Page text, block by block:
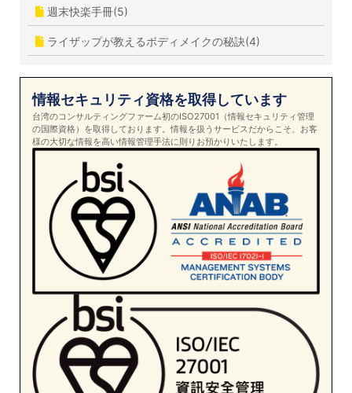
週末快楽手冊(5)
ライザップが教えるボディメイクの秘訣(4)
情報セキュリティ資格を取得しています
台湾のコンサルティングファーム初のISO27001（情報セキュリティ管理
の国際資格）を取得しております。情報を扱うサービスだからこそ、お客
様の大切な情報を高い情報管理手法に則りお預かりいたします。